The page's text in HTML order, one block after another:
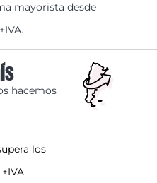
mayorista desde
+IVA.
hacemos
los
+IVA